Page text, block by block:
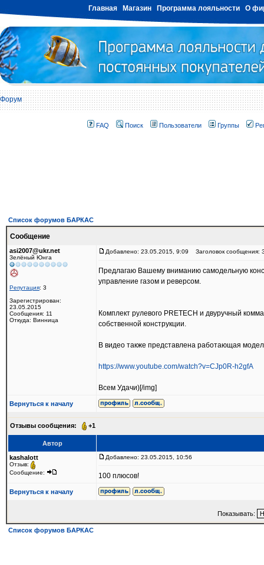
Главная Магазин Программа лояльности О
Форум
FAQ Поиск Пользователи Группы
Список форумов БАРКАС
Сообщение
asi2007@ukr.net
Зелёный Юнга
Репутация: 3
Зарегистрирован:
23.05.2015
Сообщения: 11
Откуда: Винница
Добавлено: 23.05.2015, 9:09 Заголовок сообщения:
Предлагаю Вашему вниманию самодельную
управление газом и реверсом.
Комплект рулевого PRETECH и двуручный
собственной конструкции.
В видео также представлена работающая
https://www.youtube.com/watch?v=CJp0R-h2gfA
Всем Удачи)[/img]
Вернуться к началу
Отзывы сообщения: +1
Автор
kashalott
Отзыв:
Сообщение:
Добавлено: 23.05.2015, 10:56
100 плюсов!
Вернуться к началу
Показывать:
Список форумов БАРКАС